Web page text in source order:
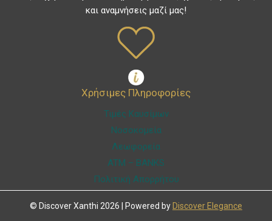
και αναμνήσεις μαζί μας!
Χρήσιμες Πληροφορίες
Τιμές Καυσίμων
Νοσοκομεία
Λεωφορεία
ATM – BANKS
Πολιτική Απορρήτου
© Discover Xanthi 2026 | Powered by Discover Elegance